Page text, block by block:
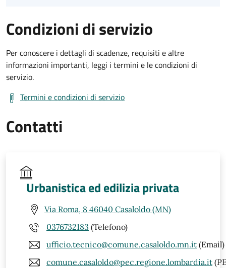
Condizioni di servizio
Per conoscere i dettagli di scadenze, requisiti e altre
informazioni importanti, leggi i termini e le condizioni di
servizio.
Termini e condizioni di servizio
Contatti
Urbanistica ed edilizia privata
Via Roma, 8 46040 Casaloldo (MN)
0376732183 (Telefono)
ufficio.tecnico@comune.casaloldo.mn.it (Email)
comune.casaloldo@pec.regione.lombardia.it